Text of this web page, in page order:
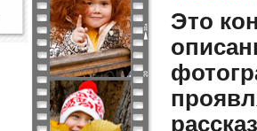
Это